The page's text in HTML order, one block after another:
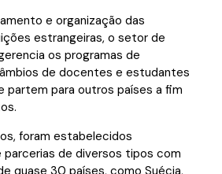
e organização das
estrangeiras, o setor de
os programas de
de docentes e estudantes
partem para outros países a fim
foram estabelecidos
de diversos tipos com
quase 30 países, como Suécia,